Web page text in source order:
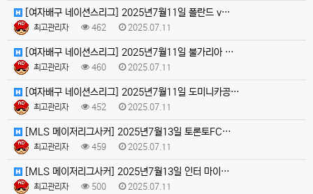
[여자배구 네이션스리그] 2025년7월11일 폴란드 v…
최고관리자 462 2025.07.11
[여자배구 네이션스리그] 2025년7월11일 불가리아 …
최고관리자 460 2025.07.11
[여자배구 네이션스리그] 2025년7월11일 도미니카공…
최고관리자 452 2025.07.11
[MLS 메이저리그사커] 2025년7월13일 토론토FC…
최고관리자 459 2025.07.11
[MLS 메이저리그사커] 2025년7월13일 인터 마이…
최고관리자 500 2025.07.11